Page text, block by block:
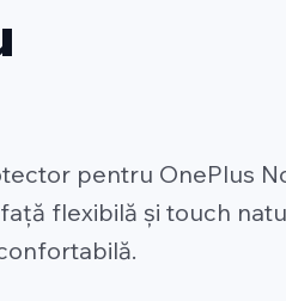
pentru OnePlus
flexibilă și touch